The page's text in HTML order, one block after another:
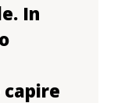
In
capire